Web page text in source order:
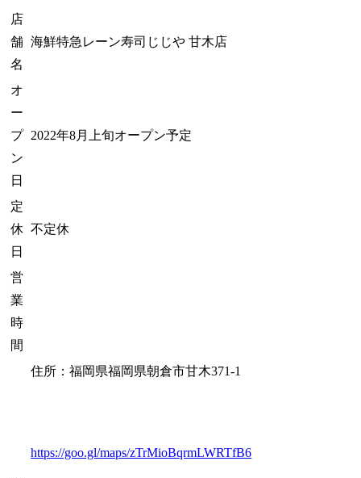
店
舗
名
海鮮特急レーン寿司じじや 甘木店
オ
ー
プ
ン
日
2022年8月上旬オープン予定
定
休
日
不定休
営
業
時
間
住所：福岡県福岡県朝倉市甘木371-1
https://goo.gl/maps/zTrMioBqrmLWRTfB6